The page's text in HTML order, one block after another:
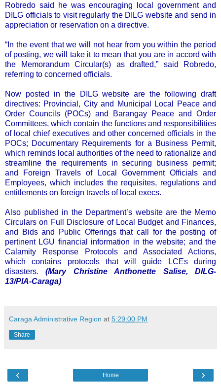
Robredo said he was encouraging local government and
DILG officials to visit regularly the DILG website and send in
appreciation or reservation on a directive.
“In the event that we will not hear from you within the period
of posting, we will take it to mean that you are in accord with
the Memorandum Circular(s) as drafted,” said Robredo,
referring to concerned officials.
Now posted in the DILG website are the following draft
directives: Provincial, City and Municipal Local Peace and
Order Councils (POCs) and Barangay Peace and Order
Committees, which contain the functions and responsibilities
of local chief executives and other concerned officials in the
POCs; Documentary Requirements for a Business Permit,
which reminds local authorities of the need to rationalize and
streamline the requirements in securing business permit;
and Foreign Travels of Local Government Officials and
Employees, which includes the requisites, regulations and
entitlements on foreign travels of local execs.
Also published in the Department’s website are the Memo
Circulars on Full Disclosure of Local Budget and Finances,
and Bids and Public Offerings that call for the posting of
pertinent LGU financial information in the website; and the
Calamity Response Protocols and Associated Actions,
which contains protocols that will guide LCEs during
disasters.(Mary Christine Anthonette Salise, DILG-
13/PIA-Caraga)
Caraga Administrative Region at 5:29:00 PM
Share
‹ ›
Home